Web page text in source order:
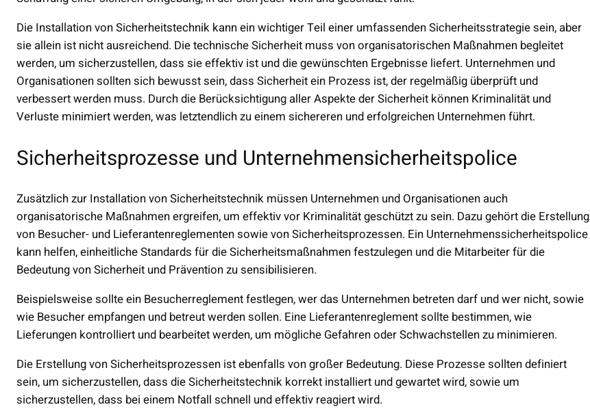
Die Installation von Sicherheitstechnik kann ein wichtiger Teil einer umfassenden Sicherheitsstrategie sein, aber
sie allein ist nicht ausreichend. Die technische Sicherheit muss von organisatorischen Maßnahmen begleitet
werden, um sicherzustellen, dass sie effektiv ist und die gewünschten Ergebnisse liefert. Unternehmen und
Organisationen sollten sich bewusst sein, dass Sicherheit ein Prozess ist, der regelmäßig überprüft und
verbessert werden muss. Durch die Berücksichtigung aller Aspekte der Sicherheit können Kriminalität und
Verluste minimiert werden, was letztendlich zu einem sichereren und erfolgreichen Unternehmen führt.
Sicherheitsprozesse und Unternehmensicherheitspolice
Zusätzlich zur Installation von Sicherheitstechnik müssen Unternehmen und Organisationen auch
organisatorische Maßnahmen ergreifen, um effektiv vor Kriminalität geschützt zu sein. Dazu gehört die Erstellung
von Besucher- und Lieferantenreglementen sowie von Sicherheitsprozessen. Ein Unternehmenssicherheitspolice
kann helfen, einheitliche Standards für die Sicherheitsmaßnahmen festzulegen und die Mitarbeiter für die
Bedeutung von Sicherheit und Prävention zu sensibilisieren.
Beispielsweise sollte ein Besucherreglement festlegen, wer das Unternehmen betreten darf und wer nicht, sowie
wie Besucher empfangen und betreut werden sollen. Eine Lieferantenreglement sollte bestimmen, wie
Lieferungen kontrolliert und bearbeitet werden, um mögliche Gefahren oder Schwachstellen zu minimieren.
Die Erstellung von Sicherheitsprozessen ist ebenfalls von großer Bedeutung. Diese Prozesse sollten definiert
sein, um sicherzustellen, dass die Sicherheitstechnik korrekt installiert und gewartet wird, sowie um
sicherzustellen, dass bei einem Notfall schnell und effektiv reagiert wird.